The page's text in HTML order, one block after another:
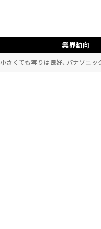
業界動向
小さくても写りは良好、パナソニ